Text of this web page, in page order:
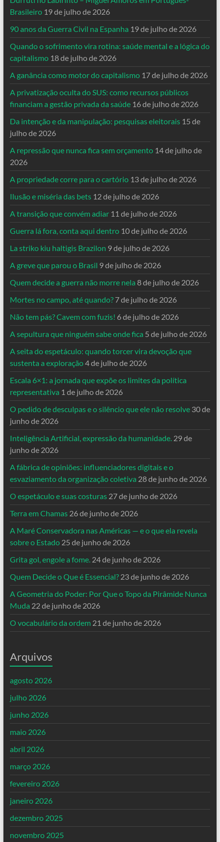
Brasileiro 19 de julho de 2026
90 anos da Guerra Civil na Espanha 19 de julho de 2026
Quando o sofrimento vira rotina: saúde mental e a lógica do
capitalismo 18 de julho de 2026
A ganância como motor do capitalismo 17 de julho de 2026
A privatização oculta do SUS: como recursos públicos
financiam a gestão privada da saúde 16 de julho de 2026
Da intenção e da manipulação: pesquisas eleitorais 15 de
julho de 2026
A repressão que nunca fica sem orçamento 14 de julho de
2026
A propriedade corre para o cartório 13 de julho de 2026
Ilusão e miséria das bets 12 de julho de 2026
A transição que convém adiar 11 de julho de 2026
Guerra lá fora, conta aqui dentro 10 de julho de 2026
La striko kiu haltigis Brazilon 9 de julho de 2026
A greve que parou o Brasil 9 de julho de 2026
Quem decide a guerra não morre nela 8 de julho de 2026
Mortes no campo, até quando? 7 de julho de 2026
Não tem pás? Cavem com fuzis! 6 de julho de 2026
A sepultura que ninguém sabe onde fica 5 de julho de 2026
A seita do espetáculo: quando torcer vira devoção que
sustenta a exploração4 de julho de 2026
Escala 6×1: a jornada que expõe os limites da política
representativa 1 de julho de 2026
O pedido de desculpas e o silêncio que ele não resolve 30 de
junho de 2026
Inteligência Artificial, expressão da humanidade. 29 de
junho de 2026
A fábrica de opiniões: influenciadores digitais e o
esvaziamento da organização coletiva 28 de junho de 2026
O espetáculo e suas costuras 27 de junho de 2026
Terra em Chamas 26 de junho de 2026
A Maré Conservadora nas Américas — e o que ela revela
sobre o Estado 25 de junho de 2026
Grita gol, engole a fome. 24 de junho de 2026
Quem Decide o Que é Essencial? 23 de junho de 2026
A Geometria do Poder: Por Que o Topo da Pirâmide Nunca
Muda 22 de junho de 2026
O vocabulário da ordem 21 de junho de 2026
Arquivos
agosto 2026
julho 2026
junho 2026
maio 2026
abril 2026
março 2026
fevereiro 2026
janeiro 2026
dezembro 2025
novembro 2025